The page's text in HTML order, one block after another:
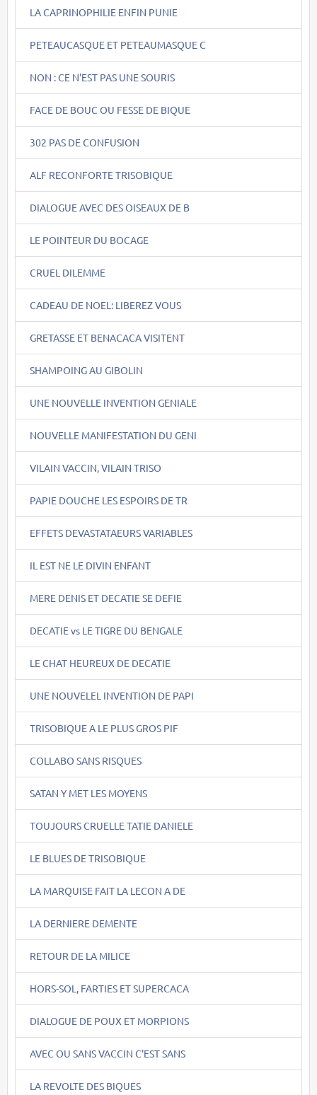
LA CAPRINOPHILIE ENFIN PUNIE
PETEAUCASQUE ET PETEAUMASQUE C
NON : CE N'EST PAS UNE SOURIS
FACE DE BOUC OU FESSE DE BIQUE
302 PAS DE CONFUSION
ALF RECONFORTE TRISOBIQUE
DIALOGUE AVEC DES OISEAUX DE B
LE POINTEUR DU BOCAGE
CRUEL DILEMME
CADEAU DE NOEL: LIBEREZ VOUS
GRETASSE ET BENACACA VISITENT
SHAMPOING AU GIBOLIN
UNE NOUVELLE INVENTION GENIALE
NOUVELLE MANIFESTATION DU GENI
VILAIN VACCIN, VILAIN TRISO
PAPIE DOUCHE LES ESPOIRS DE TR
EFFETS DEVASTATAEURS VARIABLES
IL EST NE LE DIVIN ENFANT
MERE DENIS ET DECATIE SE DEFIE
DECATIE vs LE TIGRE DU BENGALE
LE CHAT HEUREUX DE DECATIE
UNE NOUVELEL INVENTION DE PAPI
TRISOBIQUE A LE PLUS GROS PIF
COLLABO SANS RISQUES
SATAN Y MET LES MOYENS
TOUJOURS CRUELLE TATIE DANIELE
LE BLUES DE TRISOBIQUE
LA MARQUISE FAIT LA LECON A DE
LA DERNIERE DEMENTE
RETOUR DE LA MILICE
HORS-SOL, FARTIES ET SUPERCACA
DIALOGUE DE POUX ET MORPIONS
AVEC OU SANS VACCIN C'EST SANS
LA REVOLTE DES BIQUES